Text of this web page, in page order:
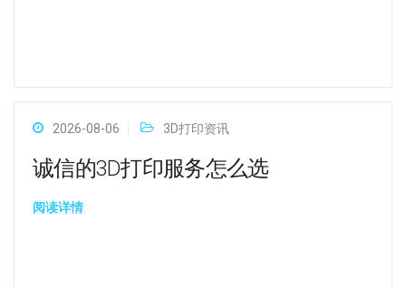
2026-08-06 3D打印资讯
诚信的3D打印服务怎么选
阅读详情